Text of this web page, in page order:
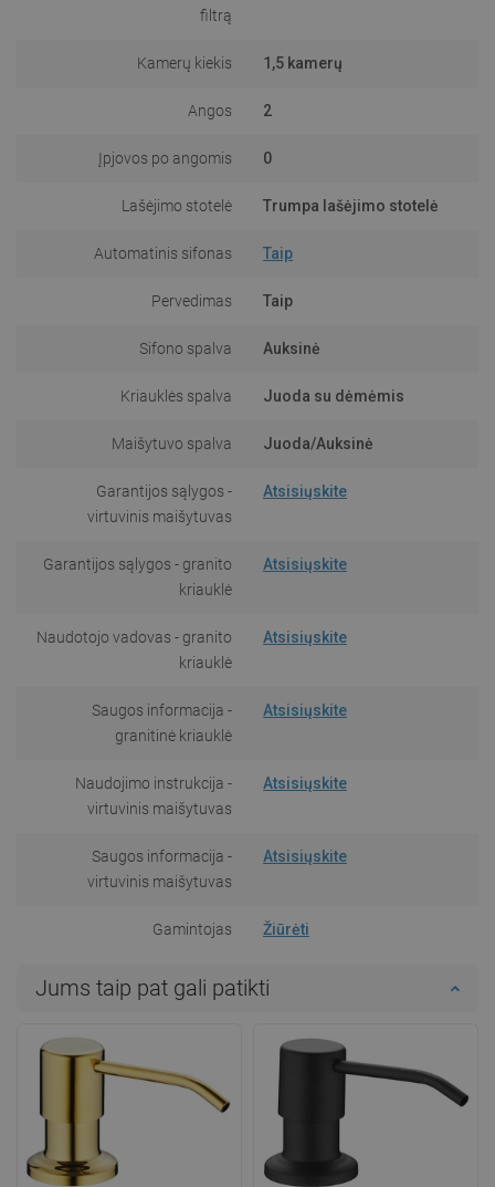
filtrą
Kamerų kiekis 1,5 kamerų
Angos 2
Įpjovos po angomis 0
Lašėjimo stotelė Trumpa lašėjimo stotelė
Automatinis sifonas Taip
Pervedimas Taip
Sifono spalva Auksinė
Kriauklės spalva Juoda su dėmėmis
Maišytuvo spalva Juoda/Auksinė
Garantijos sąlygos -
virtuvinis maišytuvas
Atsisiųskite
Garantijos sąlygos - granito
kriauklė
Atsisiųskite
Naudotojo vadovas - granito
kriauklė
Atsisiųskite
Saugos informacija -
granitinė kriauklė
Atsisiųskite
Naudojimo instrukcija -
virtuvinis maišytuvas
Atsisiųskite
Saugos informacija -
virtuvinis maišytuvas
Atsisiųskite
Gamintojas Žiūrėti
Jums taip pat gali patikti